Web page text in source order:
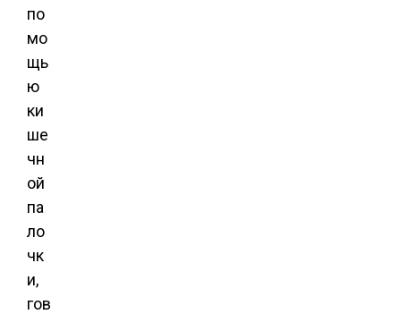
по
мо
щь
ю
ки
ше
чн
ой
па
ло
чк
и,
гов